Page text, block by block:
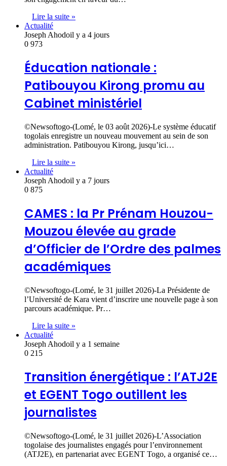
Lire la suite »
Actualité
Joseph Ahodoil y a 4 jours
0 973
Éducation nationale :
Patibouyou Kirong promu au
Cabinet ministériel
©Newsoftogo-(Lomé, le 03 août 2026)-Le système éducatif
togolais enregistre un nouveau mouvement au sein de son
administration. Patibouyou Kirong, jusqu’ici…
Lire la suite »
Actualité
Joseph Ahodoil y a 7 jours
0 875
CAMES : la Pr Prénam Houzou-
Mouzou élevée au grade
d’Officier de l’Ordre des palmes
académiques
©Newsoftogo-(Lomé, le 31 juillet 2026)-La Présidente de
l’Université de Kara vient d’inscrire une nouvelle page à son
parcours académique. Pr…
Lire la suite »
Actualité
Joseph Ahodoil y a 1 semaine
0 215
Transition énergétique : l’ATJ2E
et EGENT Togo outillent les
journalistes
©Newsoftogo-(Lomé, le 31 juillet 2026)-L’Association
togolaise des journalistes engagés pour l’environnement
(ATJ2E), en partenariat avec EGENT Togo, a organisé ce…